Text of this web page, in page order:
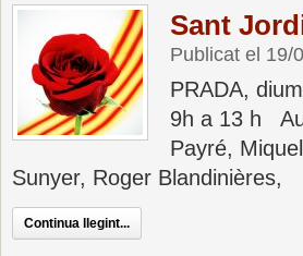
Sant
Publicat el 19/
PRADA,
9h a 13 h
Payré,
Sunyer, Roger
Continua llegint...